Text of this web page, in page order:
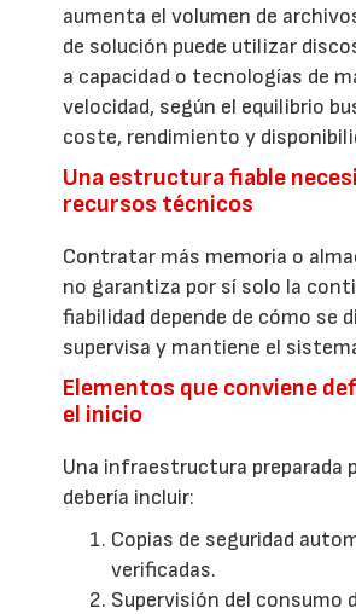
aumenta el volumen de
de solución puede utilizar
a capacidad o tecnologías de
velocidad, según el equilibrio
coste, rendimiento y
Una estructura fiable
recursos técnicos
Contratar más memoria o
no garantiza por sí solo la
fiabilidad depende de cómo se
supervisa y mantiene el
Elementos que conviene
el inicio
Una infraestructura preparada
debería incluir:
Copias de seguridad
verificadas.
Supervisión del consumo